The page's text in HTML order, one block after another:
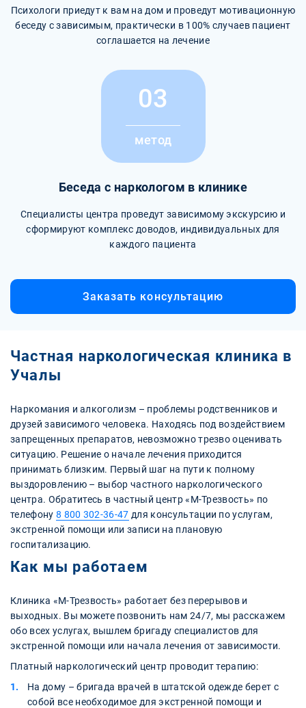
Психологи приедут к вам на дом и проведут мотивационную
беседу с зависимым, практически в 100% случаев пациент
соглашается на лечение
03
метод
Беседа с наркологом в клинике
Специалисты центра проведут зависимому экскурсию и
сформируют комплекс доводов, индивидуальных для
каждого пациента
Заказать консультацию
Частная наркологическая клиника в
Учалы
Наркомания и алкоголизм – проблемы родственников и
друзей зависимого человека. Находясь под воздействием
запрещенных препаратов, невозможно трезво оценивать
ситуацию. Решение о начале лечения приходится
принимать близким. Первый шаг на пути к полному
выздоровлению – выбор частного наркологического
центра. Обратитесь в частный центр «М-Трезвость» по
телефону 8 800 302-36-47 для консультации по услугам,
экстренной помощи или записи на плановую
госпитализацию.
Как мы работаем
Клиника «М-Трезвость» работает без перерывов и
выходных. Вы можете позвонить нам 24/7, мы расскажем
обо всех услугах, вышлем бригаду специалистов для
экстренной помощи или начала лечения от зависимости.
Платный наркологический центр проводит терапию:
На дому – бригада врачей в штатской одежде берет с
собой все необходимое для экстренной помощи и